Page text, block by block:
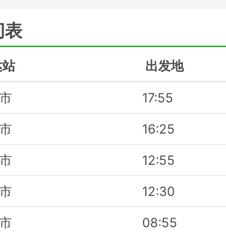
比普通巴士节省多达的两倍时间。
络通常几乎覆盖整个国家，并且路线
额外行李的费用通常也不会很高。
车票类型可供各种预算的旅客选择。
也算尚可接受。而长途大巴则提供车
票价里。
表
出发地
17:55
16:25
12:55
12:30
08:55